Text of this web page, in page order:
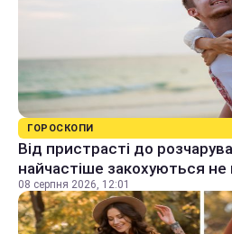
ГОРОСКОПИ
Від пристрасті до
найчастіше закохуються не
08 серпня 2026, 12:01